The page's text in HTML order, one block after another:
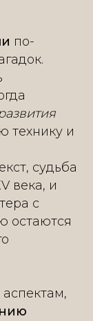
по-
технику и
судьба
века, и
с
остаются